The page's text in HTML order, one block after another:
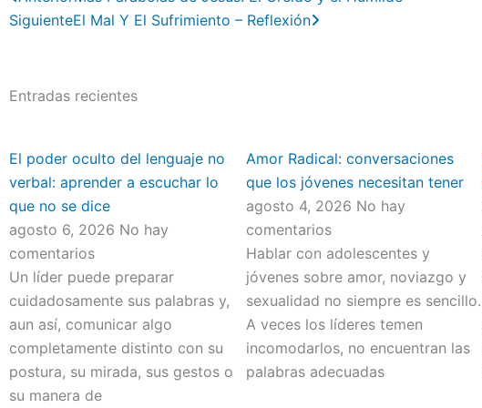
SiguienteEl Mal Y El Sufrimiento – Reflexión
Entradas recientes
El poder oculto del lenguaje no
verbal: aprender a escuchar lo
que no se dice
agosto 6, 2026 No hay
comentarios
Un líder puede preparar
cuidadosamente sus palabras y,
aun así, comunicar algo
completamente distinto con su
postura, su mirada, sus gestos o
su manera de
Amor Radical: conversaciones
que los jóvenes necesitan tener
agosto 4, 2026 No hay
comentarios
Hablar con adolescentes y
jóvenes sobre amor, noviazgo y
sexualidad no siempre es sencillo.
A veces los líderes temen
incomodarlos, no encuentran las
palabras adecuadas